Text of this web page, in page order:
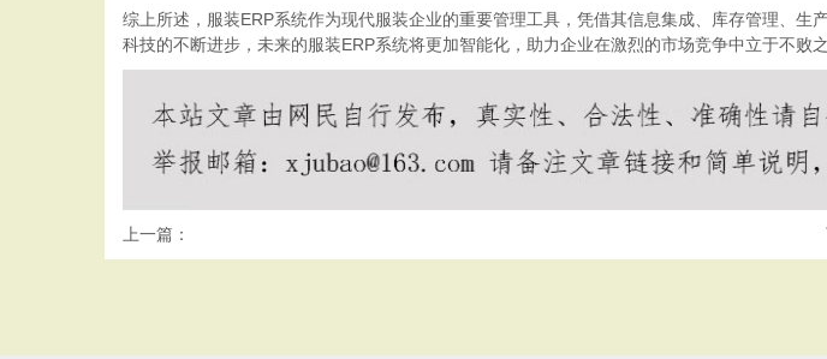
综上所述，服装ERP系统作为现代服装企业的重要管理工具，凭借其信息集成、库存管理、
科技的不断进步，未来的服装ERP系统将更加智能化，助力企业在激烈的市场竞争中立于不败之
上一篇：